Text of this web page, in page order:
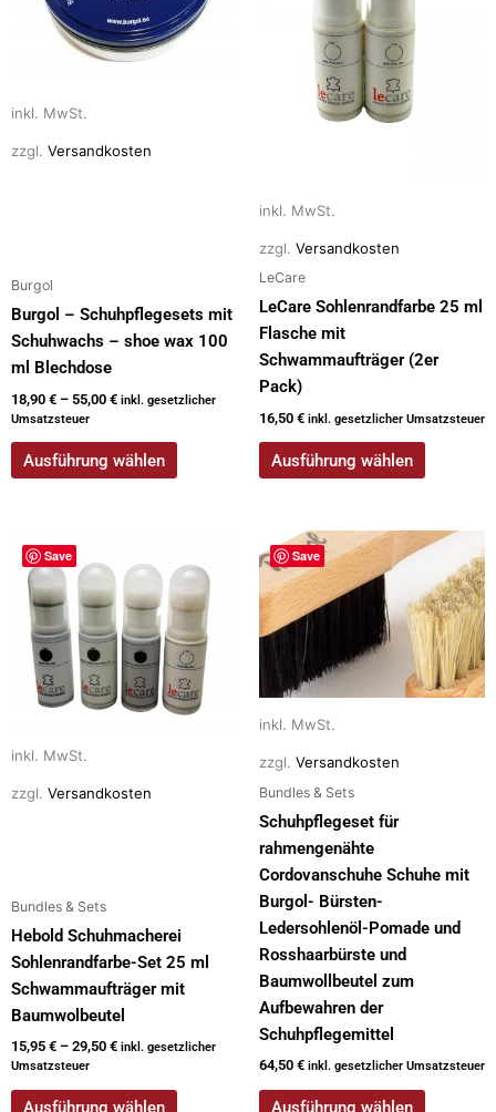
inkl. MwSt.
zzgl. Versandkosten
Burgol
Burgol – Schuhpflegesets mit
Schuhwachs – shoe wax 100
ml Blechdose
18,90 € – 55,00 € inkl. gesetzlicher
Umsatzsteuer
Ausführung wählen
können
der
inkl. MwSt.
zzgl. Versandkosten
LeCare
LeCare Sohlenrandfarbe 25 ml
Flasche mit
Schwammaufträger (2er
Pack)
16,50 € inkl. gesetzlicher Umsatzsteuer
Ausführung wählen
Optionen
gewählt
werden
Save
inkl. MwSt.
zzgl. Versandkosten
Bundles & Sets
Hebold Schuhmacherei
Sohlenrandfarbe-Set 25 ml
Schwammaufträger mit
Baumwolbeutel
15,95 € – 29,50 € inkl. gesetzlicher
Umsatzsteuer
Ausführung wählen
Dieses
Produkt
weist
mehrere
Varianten
auf.
können
der
Save
inkl. MwSt.
zzgl. Versandkosten
Bundles & Sets
Schuhpflegeset für
rahmengenähte
Cordovanschuhe Schuhe mit
Burgol- Bürsten-
Ledersohlenöl-Pomade und
Rosshaarbürste und
Baumwollbeutel zum
Aufbewahren der
Schuhpflegemittel
64,50 € inkl. gesetzlicher Umsatzsteuer
Ausführung wählen
Dieses
Produkt
weist
mehrere
Varianten
auf.
Die
Optionen
können
Produktseite
gewählt